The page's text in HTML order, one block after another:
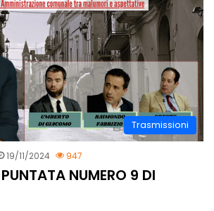
Trasmissioni
19/11/2024 947
NUMERO 9 DI